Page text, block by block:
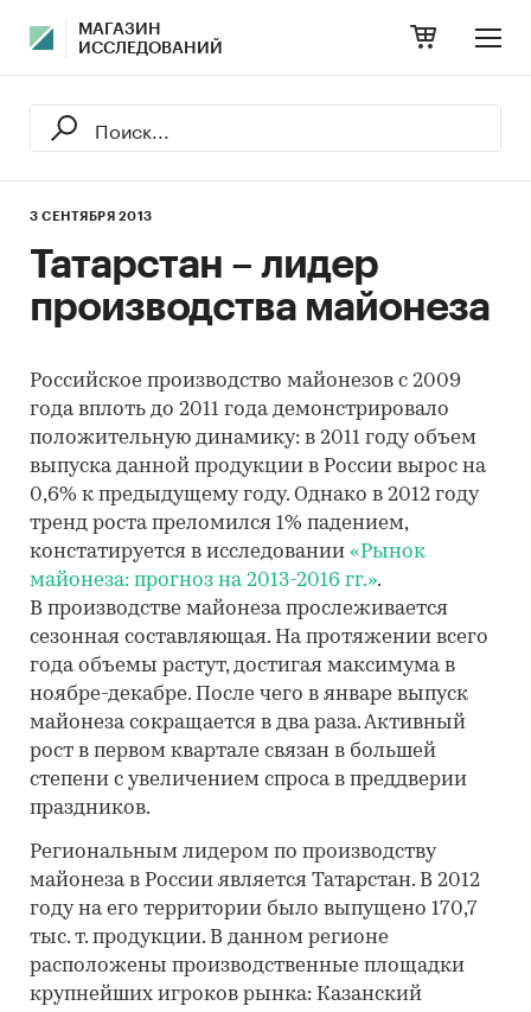
МАГАЗИН
ИССЛЕДОВАНИЙ
3 СЕНТЯБРЯ 2013
Татарстан – лидер
производства майонеза
Российское производство майонезов с 2009
года вплоть до 2011 года демонстрировало
положительную динамику: в 2011 году объем
выпуска данной продукции в России вырос на
0,6% к предыдущему году. Однако в 2012 году
тренд роста преломился 1% падением,
констатируется в исследовании «Рынок
майонеза: прогноз на 2013-2016 гг.».
В производстве майонеза прослеживается
сезонная составляющая. На протяжении всего
года объемы растут, достигая максимума в
ноябре-декабре. После чего в январе выпуск
майонеза сокращается в два раза. Активный
рост в первом квартале связан в большей
степени с увеличением спроса в преддверии
праздников.
Региональным лидером по производству
майонеза в России является Татарстан. В 2012
году на его территории было выпущено 170,7
тыс. т. продукции. В данном регионе
расположены производственные площадки
крупнейших игроков рынка: Казанский